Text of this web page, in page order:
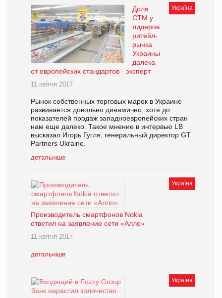
Україна
Доля
СТМ у
лидеров
ритейл-
рынка
Украины
далека
от европейских стандартов - эксперт
11 квітня 2017
Рынок собственных торговых марок в Украине
развивается довольно динамично, хотя до
показателей продаж западноевропейских стран
нам еще далеко. Такое мнение в интервью LB
высказал Игорь Гугля, генеральный директор GT
Partners Ukraine.
детальніше
Україна
Производитель смартфонов Nokia
ответил на заявление сети «Алло»
11 квітня 2017
детальніше
Україна